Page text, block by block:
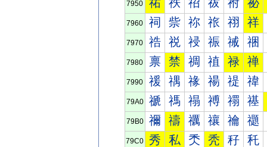
7950
7960 祠 祡 祢 祣 祤 祥
7970 祰 祱 祲 祳 祴 祵
7980 禀 禁 禂 禃 禄 禅
7990 禐 禑 禒 禓 禔 禕
79A0 禠 禡 禢 禣 禤 禥
79B0 禰 禱 禲 禳 禴 禵
79C0 秀 私 秂 秃 秄 秅